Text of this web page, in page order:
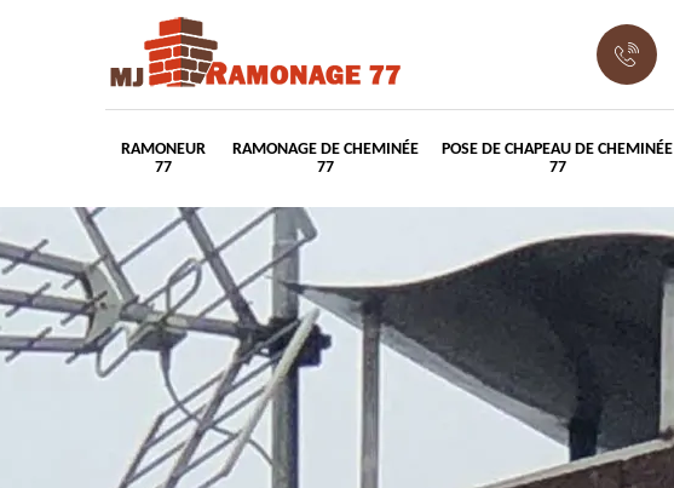
RAMONEUR
77
RAMONAGE DE CHEMINÉE
77
POSE DE CHAPEAU DE CHEMINÉE
77